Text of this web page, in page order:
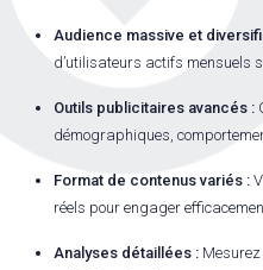
Audience massive et
d’utilisateurs actifs mensuels
Outils publicitaires avancés :
démographiques,
Format de contenus variés :
réels pour engager
Analyses détaillées :